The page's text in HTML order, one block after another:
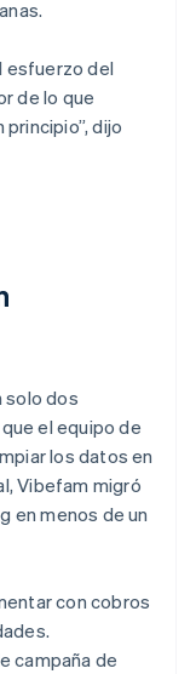
esfuerzo del
de lo que
dijo
solo dos
el equipo de
los datos en
Vibefam migró
en menos de un
con cobros
campaña de